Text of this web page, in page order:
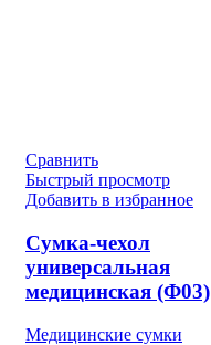
Сравнить
Быстрый просмотр
Добавить в избранное
Сумка-чехол
универсальная
медицинская (Ф03)
Медицинские сумки